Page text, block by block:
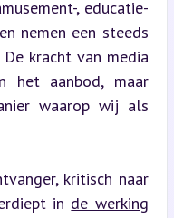
, educatie-
nemen een steeds
kracht van media
het aanbod, maar
waarop wij als
kritisch naar
in de werking